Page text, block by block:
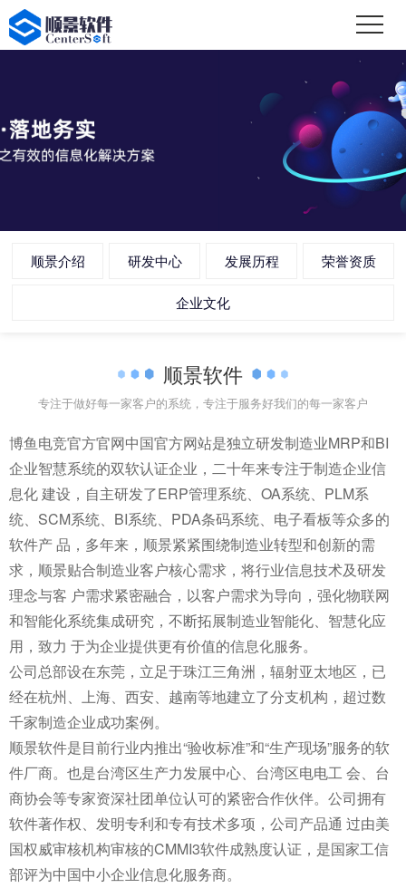
顺景介绍 研发中心 发展历程 荣誉资质
企业文化
顺景软件
专注于做好每一家客户的系统，专注于服务好我们的每一家客户
博鱼电竞官方官网中国官方网站是独立研发制造业MRP和BI
企业智慧系统的双软认证企业，二十年来专注于制造企业信
息化 建设，自主研发了ERP管理系统、OA系统、PLM系
统、SCM系统、BI系统、PDA条码系统、电子看板等众多的
软件产 品，多年来，顺景紧紧围绕制造业转型和创新的需
求，顺景贴合制造业客户核心需求，将行业信息技术及研发
理念与客 户需求紧密融合，以客户需求为导向，强化物联网
和智能化系统集成研究，不断拓展制造业智能化、智慧化应
用，致力 于为企业提供更有价值的信息化服务。
公司总部设在东莞，立足于珠江三角洲，辐射亚太地区，已
经在杭州、上海、西安、越南等地建立了分支机构，超过数
千家制造企业成功案例。
顺景软件是目前行业内推出“验收标准”和“生产现场”服务的软
件厂商。也是台湾区生产力发展中心、台湾区电电工 会、台
商协会等专家资深社团单位认可的紧密合作伙伴。公司拥有
软件著作权、发明专利和专有技术多项，公司产品通 过由美
国权威审核机构审核的CMMI3软件成熟度认证，是国家工信
部评为中国中小企业信息化服务商。